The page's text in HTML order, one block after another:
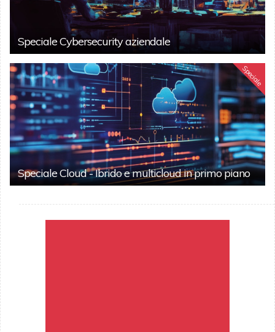
Speciale Cybersecurity aziendale
Speciale
Speciale Cloud - Ibrido e multicloud in primo piano